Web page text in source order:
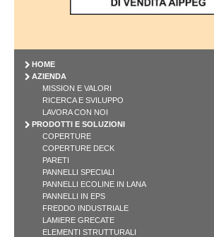
HOME
AZIENDA
MISSION E VALORI
RICERCA E SVILUPPO
LAVORA CON NOI
PRODOTTI E SOLUZIONI
COPERTURE
COPERTURE DECK
PARETI
PANNELLI SPECIALI
PANNELLI ECOLINE IN LANA
PANNELLI IN EPS
FREDDO INDUSTRIALE
LAMIERE GRECATE
ELEMENTI STRUTTURALI